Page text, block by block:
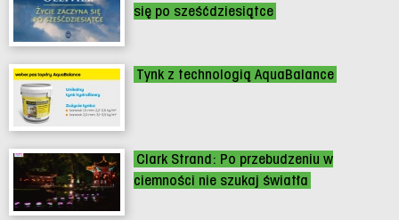
się po sześćdziesiątce
Tynk z technologią AquaBalance
Clark Strand: Po przebudzeniu w
ciemności nie szukaj światła